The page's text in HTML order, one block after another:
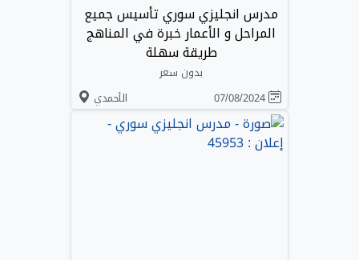
مدرس انجليزي سوري تأسيس جميع
المراحل و الأعمار خبرة في المناهج
طريقة سهلة
بدون سعر
الأحمدي